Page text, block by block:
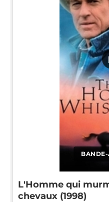
L'Homme qui
chevaux (1998)